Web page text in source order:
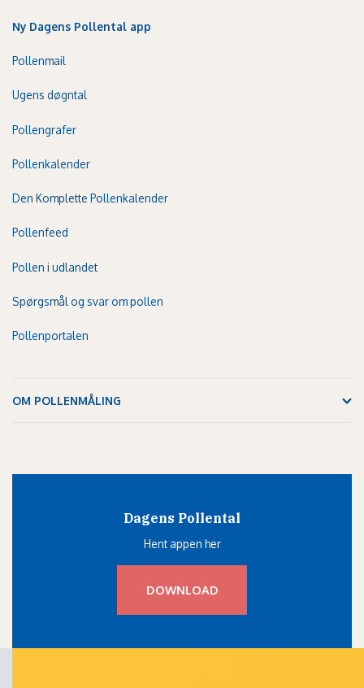
Ny Dagens Pollental app
Pollenmail
Ugens døgntal
Pollengrafer
Pollenkalender
Den Komplette Pollenkalender
Pollenfeed
Pollen i udlandet
Spørgsmål og svar om pollen
Pollenportalen
OM POLLENMÅLING
Dagens Pollental
Hent appen her
DOWNLOAD